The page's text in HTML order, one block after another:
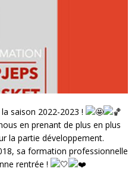
saison 2022-2023 !
en prenant de plus en plus
la partie développement.
sa formation professionnelle
rentrée !